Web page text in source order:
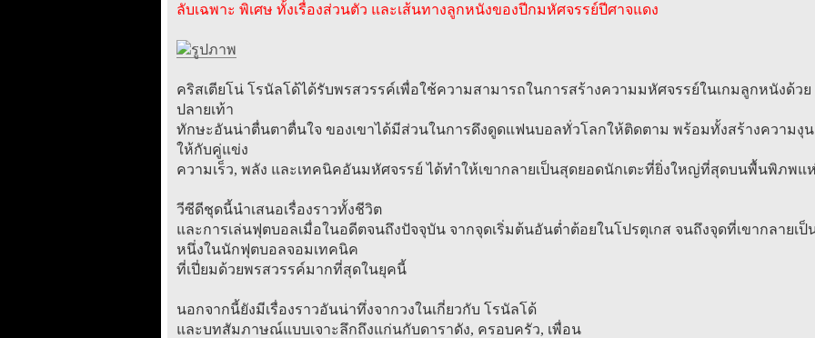
ลับเฉพาะ พิเศษ ทั้งเรื่องส่วนตัว และเส้นทางลูกหนังของปีกมหัศจรรย์ปีศาจแดง
คริสเตียโน่ โรนัลโด้ได้รับพรสวรรค์เพื่อใช้ความสามารถในการสร้างความมหัศจรรย์ในเกมลูกหนังด้วย
ปลายเท้า
ทักษะอันน่าตื่นตาตื่นใจ ของเขาได้มีส่วนในการดึงดูดแฟนบอลทั่วโลกให้ติดตาม พร้อมทั้งสร้างความงุน
ให้กับคู่แข่ง
ความเร็ว, พลัง และเทคนิคอันมหัศจรรย์ ได้ทำให้เขากลายเป็นสุดยอดนักเตะที่ยิ่งใหญ่ที่สุดบนพื้นพิภพแ
วีซีดีชุดนี้นำเสนอเรื่องราวทั้งชีวิต
และการเล่นฟุตบอลเมื่อในอดีตจนถึงปัจจุบัน จากจุดเริ่มต้นอันต่ำต้อยในโปรตุเกส จนถึงจุดที่เขากลายเป็
หนึ่งในนักฟุตบอลจอมเทคนิค
ที่เปี่ยมด้วยพรสวรรค์มากที่สุดในยุคนี้
นอกจากนี้ยังมีเรื่องราวอันน่าทึ่งจากวงในเกี่ยวกับ โรนัลโด้
และบทสัมภาษณ์แบบเจาะลึกถึงแก่นกับดาราดัง, ครอบครัว, เพื่อน